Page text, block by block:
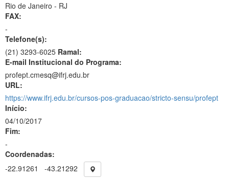
Rio de Janeiro - RJ
FAX:
-
Telefone(s):
(21) 3293-6025 Ramal:
E-mail Institucional do Programa:
profept.cmesq@ifrj.edu.br
URL:
https://www.ifrj.edu.br/cursos-pos-graduacao/stricto-sensu/profept
Início:
04/10/2017
Fim:
-
Coordenadas:
-22.91261
-43.21292